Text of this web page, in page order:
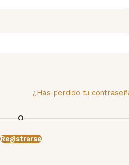
¿Has perdido tu
O
Registrarse